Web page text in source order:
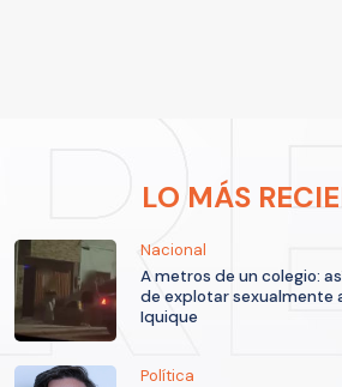
LO MÁS
Nacional
A metros de un colegio:
de explotar sexualmente
Iquique
Política